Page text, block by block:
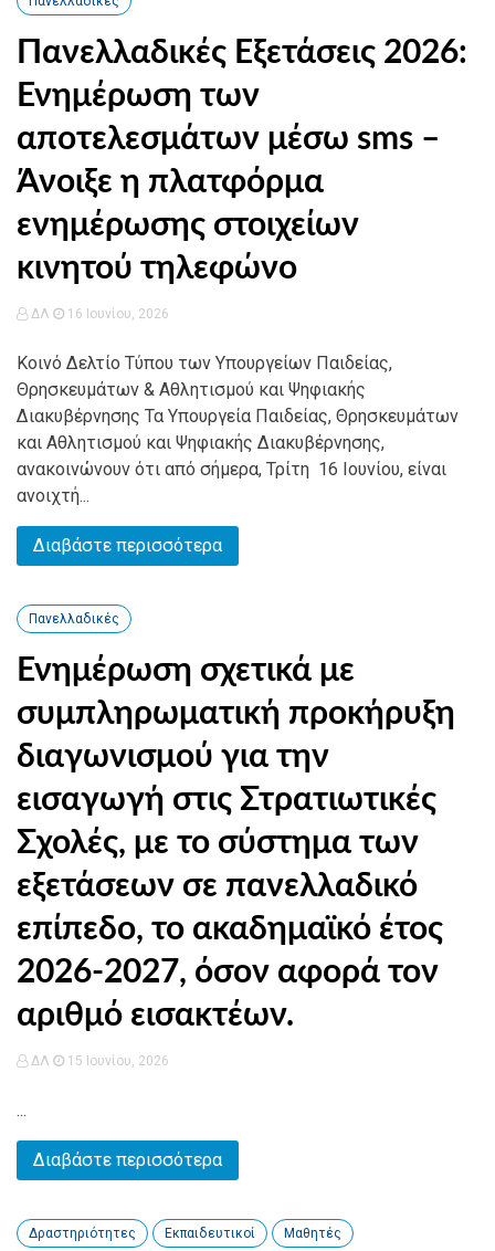
Πανελλαδικές Εξετάσεις 2026:
Ενημέρωση των
αποτελεσμάτων μέσω sms –
Άνοιξε η πλατφόρμα
ενημέρωσης στοιχείων
κινητού τηλεφώνο
ΔΛ 16 Ιουνίου, 2026
Κοινό Δελτίο Τύπου των Υπουργείων Παιδείας,
Θρησκευμάτων & Αθλητισμού και Ψηφιακής
Διακυβέρνησης Τα Υπουργεία Παιδείας, Θρησκευμάτων
και Αθλητισμού και Ψηφιακής Διακυβέρνησης,
ανακοινώνουν ότι από σήμερα, Τρίτη 16 Ιουνίου, είναι
ανοιχτή...
Διαβάστε περισσότερα
Πανελλαδικές
Ενημέρωση σχετικά με
συμπληρωματική προκήρυξη
διαγωνισμού για την
εισαγωγή στις Στρατιωτικές
Σχολές, με το σύστημα των
εξετάσεων σε πανελλαδικό
επίπεδο, το ακαδημαϊκό έτος
2026-2027, όσον αφορά τον
αριθμό εισακτέων.
ΔΛ 15 Ιουνίου, 2026
...
Διαβάστε περισσότερα
Δραστηριότητες Εκπαιδευτικοί Μαθητές